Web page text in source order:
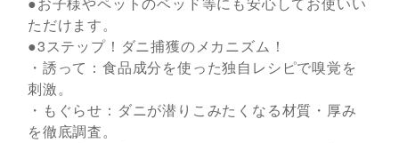
ただけます。
●3ステップ！ダニ捕獲のメカニズム！
・誘って：食品成分を使った独自レシピで嗅覚を
刺激。
・もぐらせ：ダニが潜りこみたくなる材質・厚み
を徹底調査。